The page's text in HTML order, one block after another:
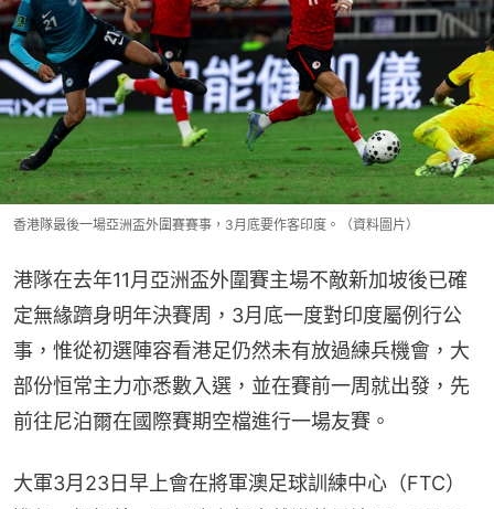
香港隊最後一場亞洲盃外圍賽賽事，3月底要作客印度。（資料圖片）
港隊在去年11月亞洲盃外圍賽主場不敵新加坡後已確
定無緣躋身明年決賽周，3月底一度對印度屬例行公
事，惟從初選陣容看港足仍然未有放過練兵機會，大
部份恒常主力亦悉數入選，並在賽前一周就出發，先
前往尼泊爾在國際賽期空檔進行一場友賽。
大軍3月23日早上會在將軍澳足球訓練中心（FTC）